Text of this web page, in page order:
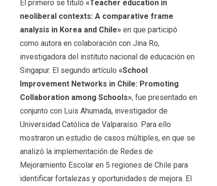
El primero se tituló «Teacher education in
neoliberal contexts: A comparative frame
analysis in Korea and Chile»en que participó
como autora en colaboración con Jina Ro,
investigadora del instituto nacional de educación en
Singapur. El segundo artículo «School
Improvement Networks in Chile: Promoting
Collaboration among Schools», fue presentado en
conjunto con Luis Ahumada, investigador de
Universidad Católica de Valparaíso. Para ello
mostraron un estudio de casos múltiples, en que se
analizó la implementación de Redes de
Mejoramiento Escolar en 5 regiones de Chile para
identificar fortalezas y oportunidades de mejora. El